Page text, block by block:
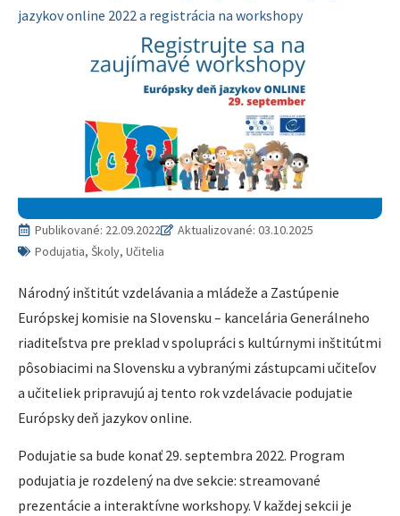
jazykov online 2022 a registrácia na workshopy
Publikované: 22.09.2022
Aktualizované: 03.10.2025
Podujatia, Školy, Učitelia
Národný inštitút vzdelávania a mládeže a Zastúpenie
Európskej komisie na Slovensku – kancelária Generálneho
riaditeľstva pre preklad v spolupráci s kultúrnymi inštitútmi
pôsobiacimi na Slovensku a vybranými zástupcami učiteľov
a učiteliek pripravujú aj tento rok vzdelávacie podujatie
Európsky deň jazykov online.
Podujatie sa bude konať 29. septembra 2022. Program
podujatia je rozdelený na dve sekcie: streamované
prezentácie a interaktívne workshopy. V každej sekcii je